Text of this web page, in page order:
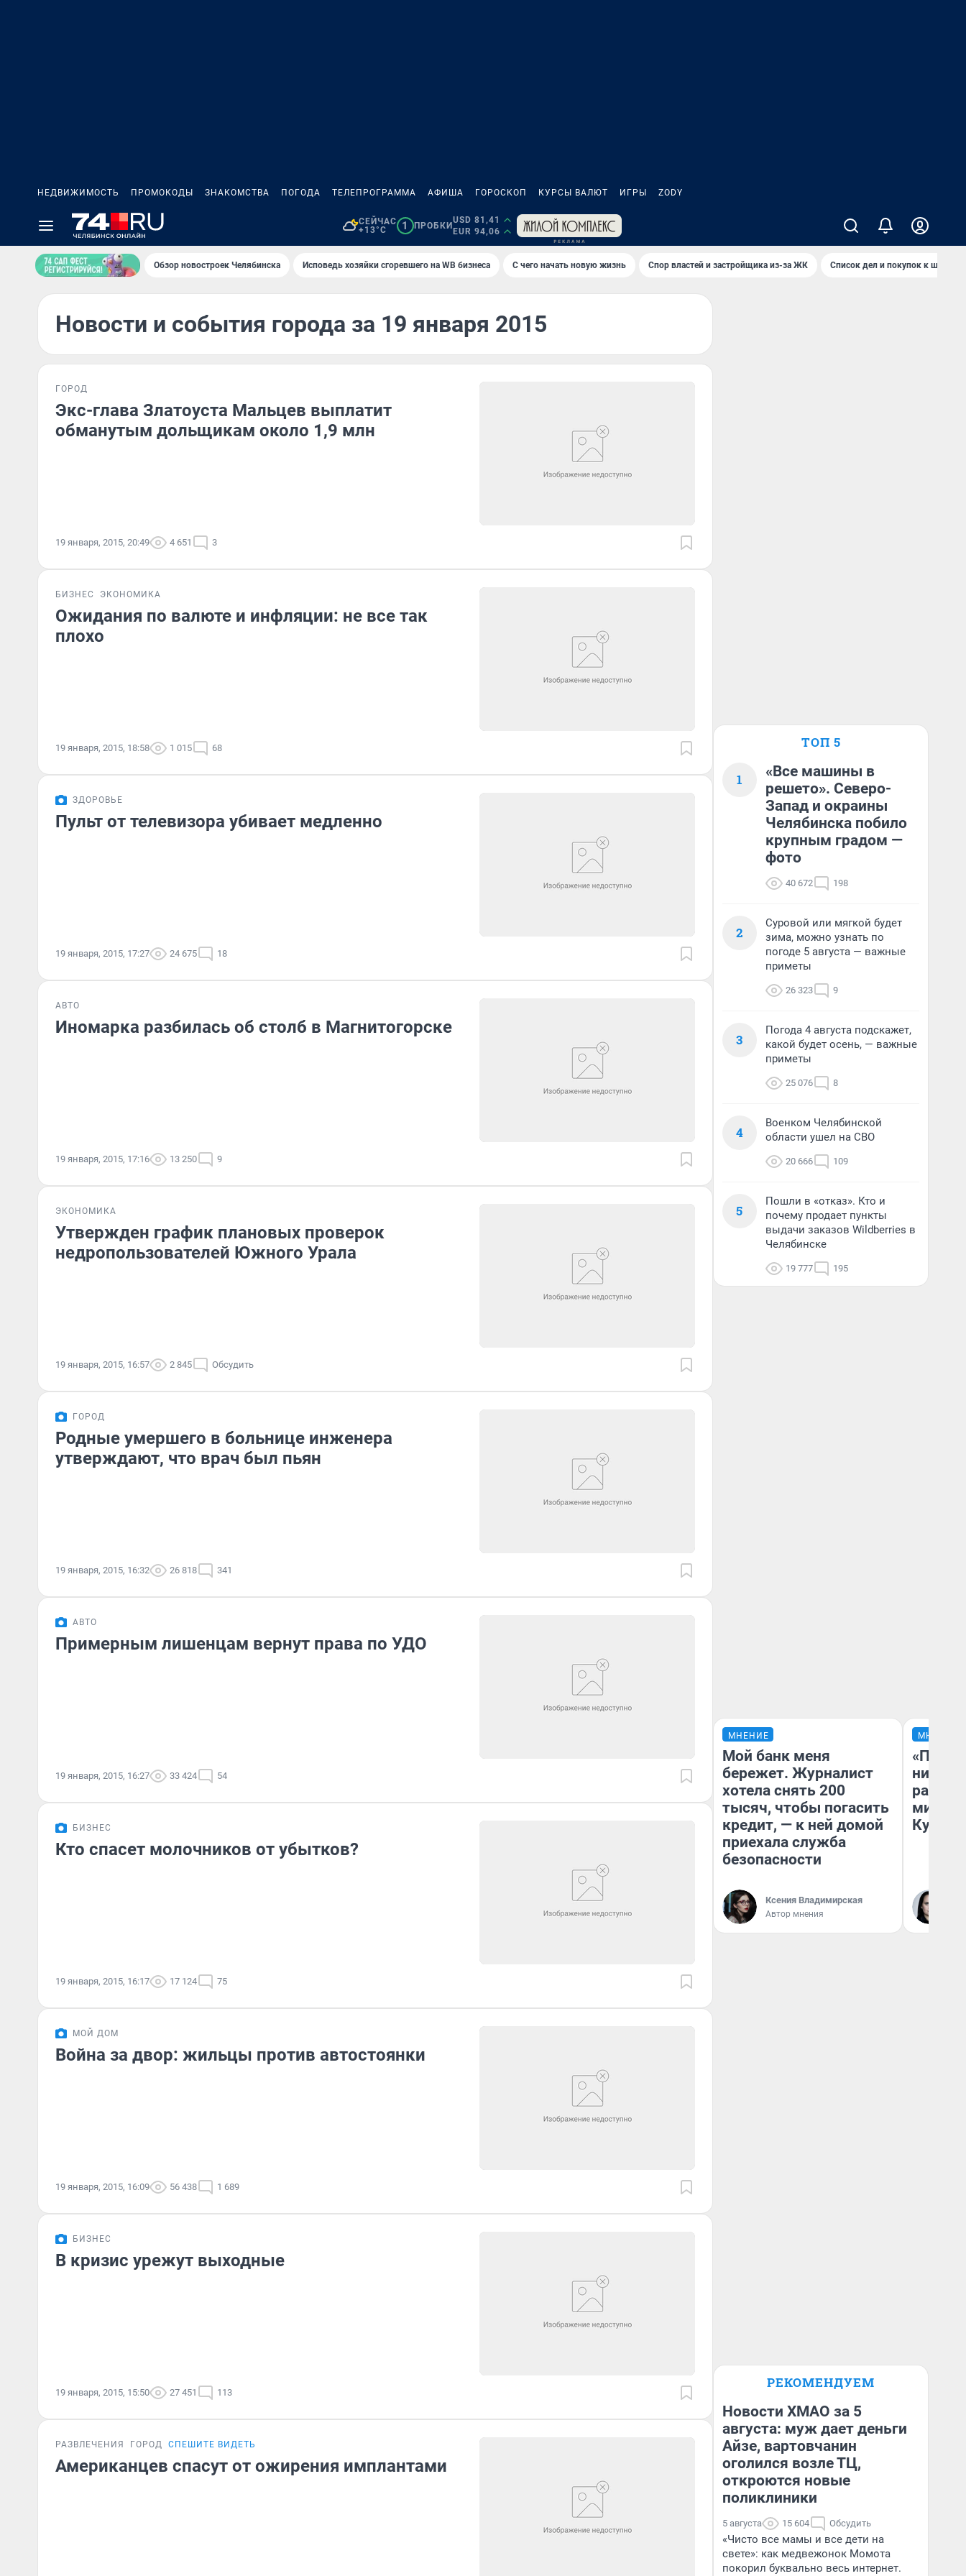
НЕДВИЖИМОСТЬ ПРОМОКОДЫ ЗНАКОМСТВА ПОГОДА ТЕЛЕПРОГРАММА АФИША ГОРОСКОП КУРСЫ ВАЛЮТ ИГРЫ ZODY
СЕЙЧАС
+13°C
1 ПРОБКИ
USD 81,41
EUR 94,06
Обзор новостроек Челябинска Исповедь хозяйки сгоревшего на WB бизнеса С чего начать новую жизнь Спор властей и застройщика из-за ЖК Список дел и покупок к школе
Новости и события города за 19 января 2015
ГОРОД
Экс-глава Златоуста Мальцев выплатит
обманутым дольщикам около 1,9 млн
19 января, 2015, 20:49 4 651 3
БИЗНЕС ЭКОНОМИКА
Ожидания по валюте и инфляции: не все так
плохо
19 января, 2015, 18:58 1 015 68
ЗДОРОВЬЕ
Пульт от телевизора убивает медленно
19 января, 2015, 17:27 24 675 18
АВТО
Иномарка разбилась об столб в Магнитогорске
19 января, 2015, 17:16 13 250 9
ЭКОНОМИКА
Утвержден график плановых проверок
недропользователей Южного Урала
19 января, 2015, 16:57 2 845 Обсудить
ГОРОД
Родные умершего в больнице инженера
утверждают, что врач был пьян
19 января, 2015, 16:32 26 818 341
АВТО
Примерным лишенцам вернут права по УДО
19 января, 2015, 16:27 33 424 54
БИЗНЕС
Кто спасет молочников от убытков?
19 января, 2015, 16:17 17 124 75
МОЙ ДОМ
Война за двор: жильцы против автостоянки
19 января, 2015, 16:09 56 438 1 689
БИЗНЕС
В кризис урежут выходные
19 января, 2015, 15:50 27 451 113
РАЗВЛЕЧЕНИЯ ГОРОД СПЕШИТЕ ВИДЕТЬ
Американцев спасут от ожирения имплантами
ТОП 5
1
«Все машины в
решето». Северо-
Запад и окраины
Челябинска побило
крупным градом —
фото
40 672 198
2
Суровой или мягкой будет
зима, можно узнать по
погоде 5 августа — важные
приметы
26 323 9
3
Погода 4 августа подскажет,
какой будет осень, — важные
приметы
25 076 8
4
Военком Челябинской
области ушел на СВО
20 666 109
5
Пошли в «отказ». Кто и
почему продает пункты
выдачи заказов Wildberries в
Челябинске
19 777 195
МНЕНИЕ
Мой банк меня
бережет. Журналист
хотела снять 200
тысяч, чтобы погасить
кредит, — к ней домой
приехала служба
безопасности
Ксения Владимирская
Автор мнения
МНЕНИЕ
Кузи в
РЕКОМЕНДУЕМ
Новости ХМАО за 5
августа: муж дает деньги
Айзе, вартовчанин
оголился возле ТЦ,
откроются новые
поликлиники
5 августа 15 604 Обсудить
«Чисто все мамы и все дети на
свете»: как медвежонок Момота
покорил буквально весь интернет.